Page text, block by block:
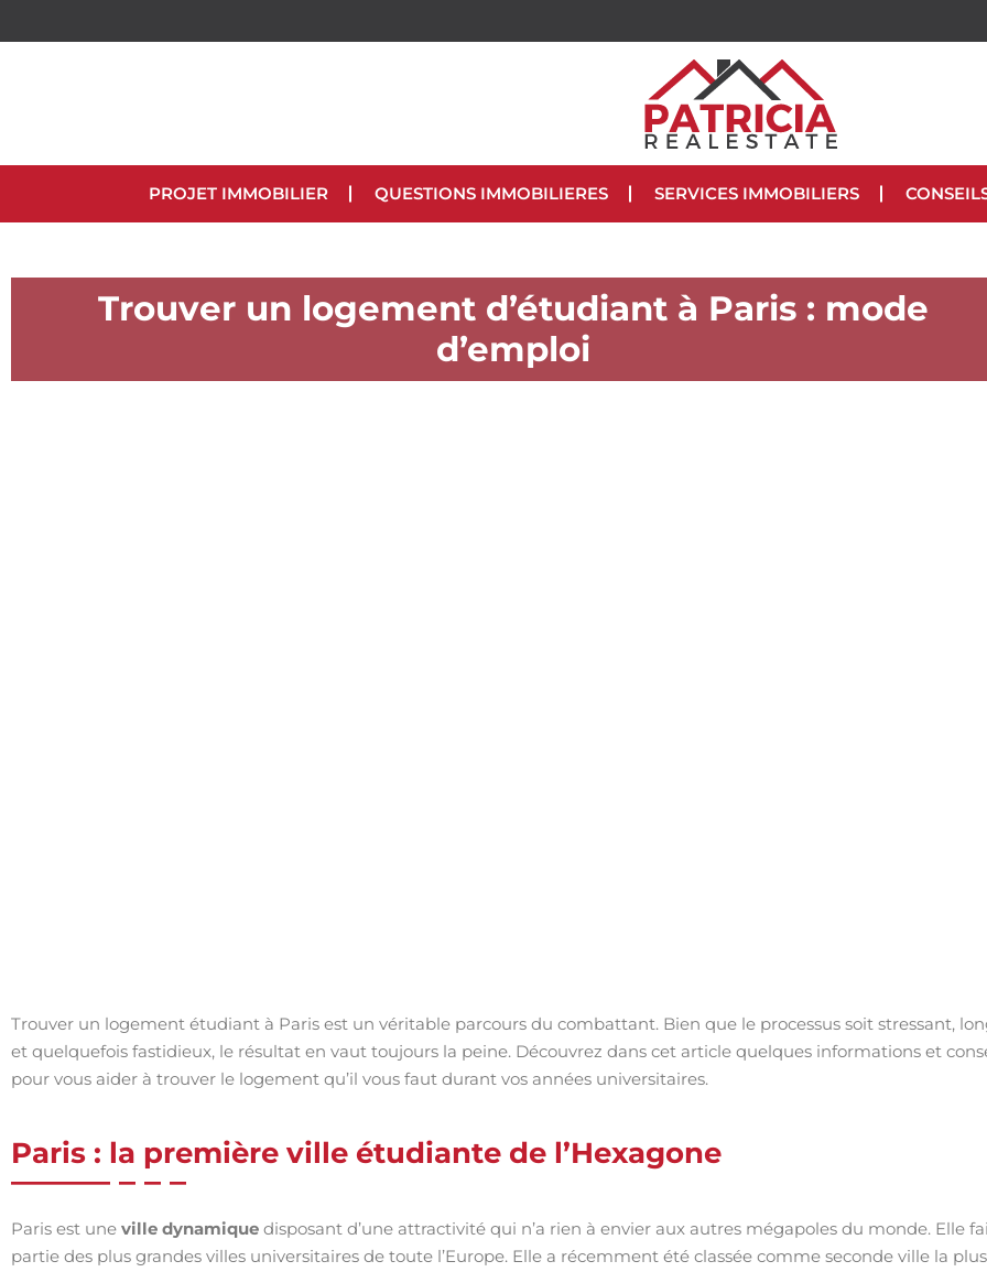
PROJET IMMOBILIER QUESTIONS IMMOBILIERES SERVICES IMMOBILIERS
Trouver un logement d’étudiant à Paris : mode
d’emploi
Trouver un logement étudiant à Paris est un véritable parcours du combattant. Bien que le processus soit stressant,
et quelquefois fastidieux, le résultat en vaut toujours la peine. Découvrez dans cet article quelques informations et
pour vous aider à trouver le logement qu’il vous faut durant vos années universitaires.
Paris : la première ville étudiante de l’Hexagone
Paris est une ville dynamique disposant d’une attractivité qui n’a rien à envier aux autres mégapoles du monde. Elle
partie des plus grandes villes universitaires de toute l’Europe. Elle a récemment été classée comme seconde ville la plus